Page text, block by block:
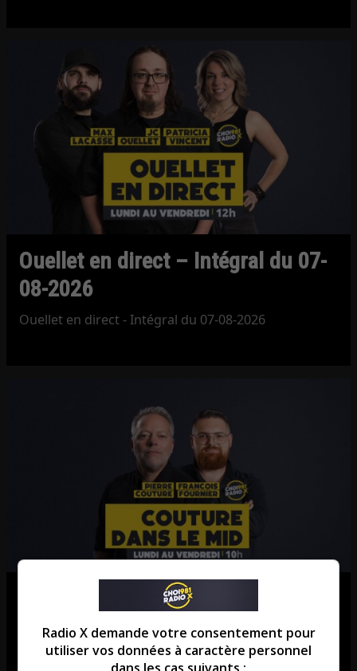
Ouellet en direct – Intégral du 07-
08-2026
Ouellet en direct - Intégral du 07-08-2026
Couture dans le mid – Intégral du
07-08-2026
Couture dans le mid - Intégral du 07-08-2026
Radio X demande votre consentement pour
utiliser vos données à caractère personnel